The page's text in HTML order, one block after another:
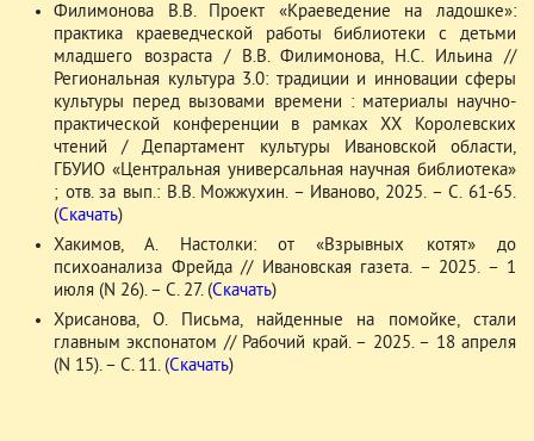
Филимонова В.В. Проект «Краеведение на ладошке»:
практика краеведческой работы библиотеки с детьми
младшего возраста / В.В. Филимонова, Н.С. Ильина //
Региональная культура 3.0: традиции и инновации сферы
культуры перед вызовами времени : материалы научно-
практической конференции в рамках ХХ Королевских
чтений / Департамент культуры Ивановской области,
ГБУИО «Центральная универсальная научная библиотека»
; отв. за вып.: В.В. Можжухин. – Иваново, 2025. – С. 61-65.
(Скачать)
Хакимов, А. Настолки: от «Взрывных котят» до
психоанализа Фрейда // Ивановская газета. – 2025. – 1
июля (N 26). – С. 27. (Скачать)
Хрисанова, О. Письма, найденные на помойке, стали
главным экспонатом // Рабочий край. – 2025. – 18 апреля
(N 15). – С. 11. (Скачать)